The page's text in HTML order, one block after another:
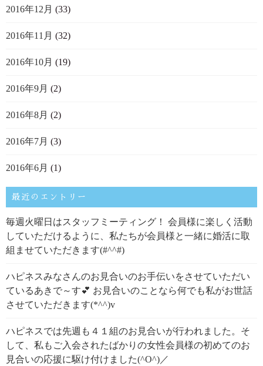
2016年12月 (33)
2016年11月 (32)
2016年10月 (19)
2016年9月 (2)
2016年8月 (2)
2016年7月 (3)
2016年6月 (1)
最近のエントリー
毎週火曜日はスタッフミーティング！ 会員様に楽しく活動
していただけるように、私たちが会員様と一緒に婚活に取
組ませていただきます(#^^#)
ハピネスみなさんのお見合いのお手伝いをさせていただい
ているあきで～す💕 お見合いのことなら何でも私がお世話
させていただきます(*^^)v
ハピネスでは先週も４１組のお見合いが行われました。そ
して、私もご入会されたばかりの女性会員様の初めてのお
見合いの応援に駆け付けました(^O^)／